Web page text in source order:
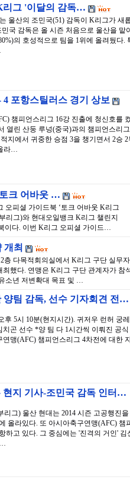
그 '이달의 감독…
울산의 조민국(51) 감독이 K리그가 새
국 감독은 올 시즌 처음으로 울산을 맡
의 호성적으로 팀을 1위에 올려뒀다.
포항스틸러스 경기 상보
챔피언스리그 16강 진출에 청신호를
열린 산둥 루넝(중국)과의 챔피언스리그
지에서 귀중한 승점 3을 챙기면서 2승 2
라…
크 어바웃 …
오피셜 가이드북 ‘토크 어바웃 K리그
리그)와 현대오일뱅크 K리그 챌린지
이다. 이번 K리그 오피셜 가이드…
개최
층 다목적회의실에서 K리그 구단 실무자
했다. 연맹은 K리그 구단 관계자가 참
소년 저변확대 목표 및 …
팀 감독, 선수 기자회견 전…
5시 10분(현지시간). 귀저우 런허 궁레
곤 선수 *양 팀 다 1시간씩 이뤄진 공식
맹(AFC) 챔피언스리그 4차전에 대한
지 기사-조민국 감독 인터…
그) 울산 현대는 2014 시즌 고공행진을
올라있다. 또 아시아축구연맹(AFC) 챔
하고 있다. 그 중심에는 '진격의 거인' 김